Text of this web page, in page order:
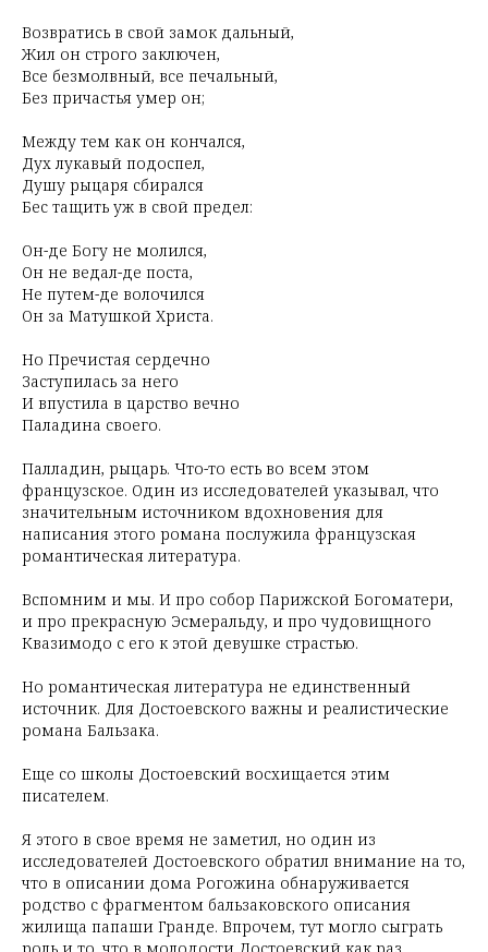
Возвратись в свой замок дальный,
Жил он строго заключен,
Все безмолвный, все печальный,
Без причастья умер он;
Между тем как он кончался,
Дух лукавый подоспел,
Душу рыцаря сбирался
Бес тащить уж в свой предел:
Он-де Богу не молился,
Он не ведал-де поста,
Не путем-де волочился
Он за Матушкой Христа.
Но Пречистая сердечно
Заступилась за него
И впустила в царство вечно
Паладина своего.
Палладин, рыцарь. Что-то есть во всем этом
французское. Один из исследователей указывал, что
значительным источником вдохновения для
написания этого романа послужила французская
романтическая литература.
Вспомним и мы. И про собор Парижской Богоматери,
и про прекрасную Эсмеральду, и про чудовищного
Квазимодо с его к этой девушке страстью.
Но романтическая литература не единственный
источник. Для Достоевского важны и реалистические
романа Бальзака.
Еще со школы Достоевский восхищается этим
писателем.
Я этого в свое время не заметил, но один из
исследователей Достоевского обратил внимание на то,
что в описании дома Рогожина обнаруживается
родство с фрагментом бальзаковского описания
жилища папаши Гранде. Впрочем, тут могло сыграть